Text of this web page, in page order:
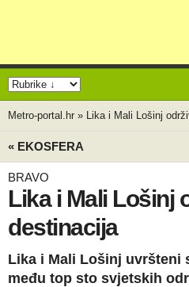
Metro-portal.hr » Lika i Mali Lošinj
« EKOSFERA
BRAVO
Lika i Mali Lošinj
destinacija
Lika i Mali Lošinj uvršteni
među top sto svjetskih